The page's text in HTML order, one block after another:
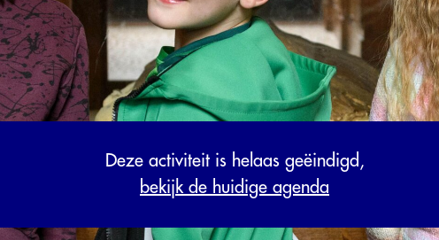
Deze activiteit is helaas geëindigd,
bekijk de huidige agenda